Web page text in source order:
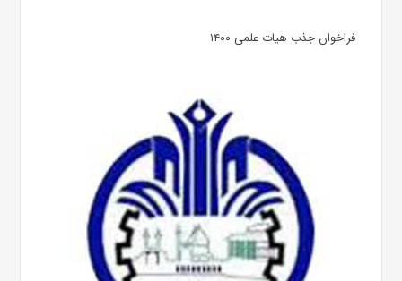
فراخوان جذب هیات علمی ۱۴۰۰